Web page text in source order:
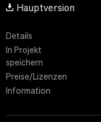
Hauptversion
Details
In Projekt
speichern
Preise/Lizenzen
Information